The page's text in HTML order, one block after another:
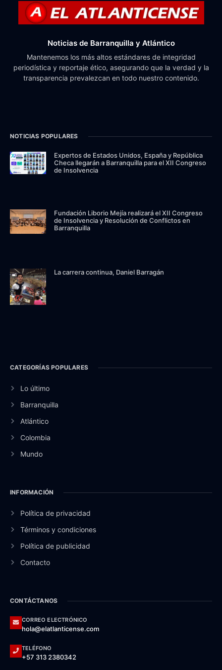
Noticias de Barranquilla y Atlántico
Mantenemos los más altos estándares de integridad
periodística y reportaje ético, asegurando que la verdad y la
transparencia prevalezcan en todo nuestro contenido.
NOTICIAS POPULARES
Expertos de Estados Unidos, España y República
Checa llegarán a Barranquilla para el XII Congreso
de Insolvencia
Fundación Liborio Mejía realizará el XII Congreso
de Insolvencia y Resolución de Conflictos en
Barranquilla
La carrera continua, Daniel Barragán
CATEGORÍAS POPULARES
Lo último
Barranquilla
Atlántico
Colombia
Mundo
INFORMACIÓN
Política de privacidad
Términos y condiciones
Política de publicidad
Contacto
CONTÁCTANOS
CORREO ELECTRÓNICO
hola@elatlanticense.com
TELÉFONO
+57 313 2380342